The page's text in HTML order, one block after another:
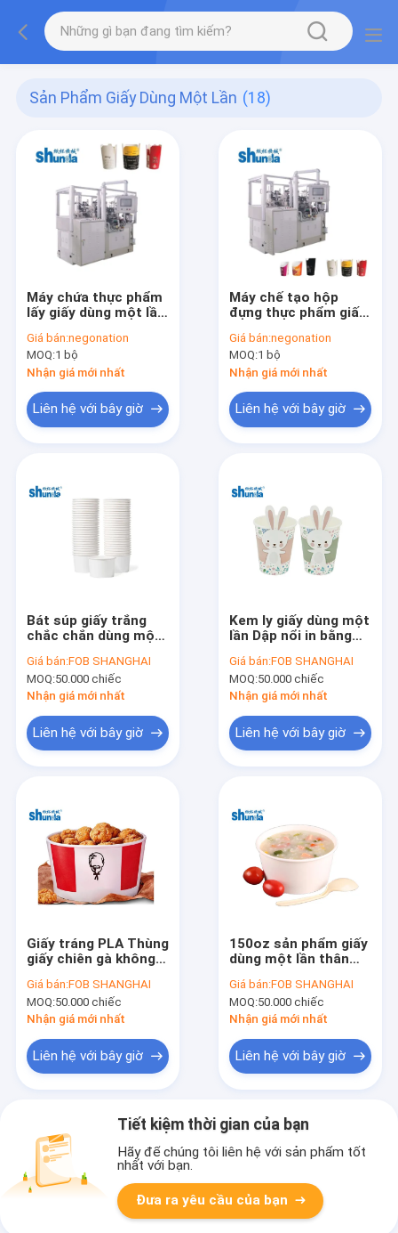
Sản Phẩm Giấy Dùng Một Lần (18)
Máy chứa thực phẩm
lấy giấy dùng một lần
trường
Giá bán:negonation
MOQ:1 bộ
Nhận giá mới nhất
Liên hệ với bây giờ
Máy chế tạo hộp
đựng thực phẩm giấy
70-80 PC / phút
Giá bán:negonation
MOQ:1 bộ
Nhận giá mới nhất
Liên hệ với bây giờ
Bát súp giấy trắng
chắc chắn dùng một
sinh học dùng một
lần cho thức ăn nóng
lạnh
Giá bán:FOB SHANGHAI
MOQ:50.000 chiếc
Nhận giá mới nhất
Liên hệ với bây giờ
Kem ly giấy dùng một
lần Dập nổi in bằng
Giá bán:FOB SHANGHAI
MOQ:50.000 chiếc
Nhận giá mới nhất
Liên hệ với bây giờ
Giấy tráng PLA Thùng
giấy chiên gà không
đậy
Giá bán:FOB SHANGHAI
MOQ:50.000 chiếc
Nhận giá mới nhất
Liên hệ với bây giờ
150oz sản phẩm giấy
dùng một lần thân
Kraft giấy súp salad
với nắp
Giá bán:FOB SHANGHAI
MOQ:50.000 chiếc
Nhận giá mới nhất
Liên hệ với bây giờ
Tiết kiệm thời gian của bạn
Hãy để chúng tôi liên hệ với sản phẩm tốt
nhất với bạn.
Đưa ra yêu cầu của bạn